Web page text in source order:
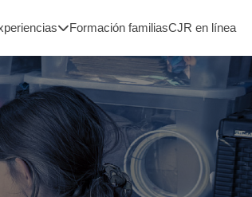
Formación familiasCJR en línea